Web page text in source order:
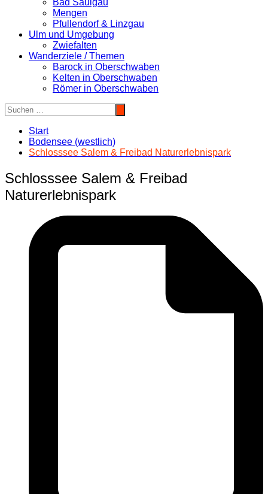
Bad Saulgau
Mengen
Pfullendorf & Linzgau
Ulm und Umgebung
Zwiefalten
Wanderziele / Themen
Barock in Oberschwaben
Kelten in Oberschwaben
Römer in Oberschwaben
Start
Bodensee (westlich)
Schlosssee Salem & Freibad Naturerlebnispark
Schlosssee Salem & Freibad
Naturerlebnispark